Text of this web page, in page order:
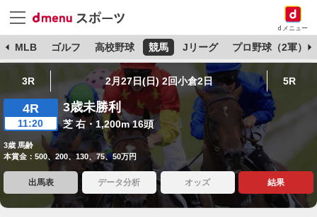
dメニュー
MLB ゴルフ 高校野球 競馬 Jリーグ プロ野球（2軍）
3R 2月27日(日) 2回小倉2日 5R
4R
11:20
3歳未勝利
芝 右・1,200m 16頭
3歳 馬齢
本賞金：500、200、130、75、50万円
出馬表 データ分析 オッズ 結果